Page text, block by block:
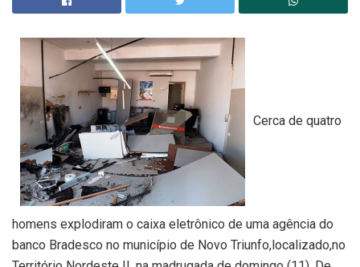
Cerca de quatro
homens explodiram o caixa eletrônico de uma agência do
banco Bradesco no município de Novo Triunfo,localizado,no